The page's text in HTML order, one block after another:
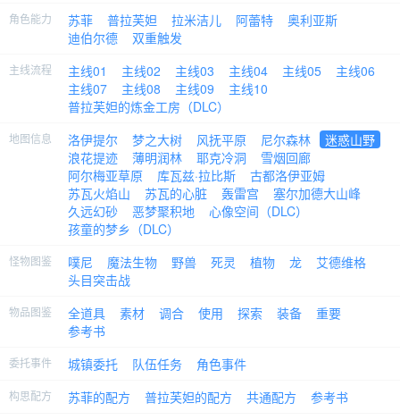
角色能力 苏菲 普拉芙妲 拉米洁儿 阿蕾特
奥利亚斯
迪伯尔德
双重触发
主线流程 主线01 主线02 主线03 主线04 主线05
主线06
主线07
主线08 主线09
主线10
普拉芙妲的炼金工房（DLC）
地图信息 洛伊提尔 梦之大树 风抚平原 尼尔森林
迷惑山野
浪花提迹
薄明润林 耶克冷洞
雪烟回廊
阿尔梅亚草原
库瓦兹·拉比斯
古都洛伊亚姆
苏瓦火焰山
苏瓦的心脏 轰雷宫
塞尔加德大山峰
久远幻砂
恶梦聚积地
心像空间（DLC）
孩童的梦乡（DLC）
怪物图鉴 噗尼 魔法生物 野兽 死灵 植物 龙
艾德维格
头目突击战
物品图鉴 全道具 素材 调合 使用 探索 装备
重要
参考书
委托事件 城镇委托 队伍任务 角色事件
构思配方 苏菲的配方 普拉芙妲的配方 共通配方 参考书